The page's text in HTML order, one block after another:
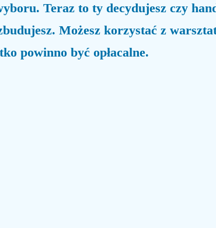
Teraz to ty decydujesz czy
Możesz korzystać z
powinno być opłacalne.